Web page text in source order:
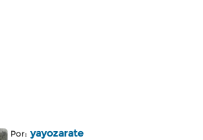
Por: yayozarate